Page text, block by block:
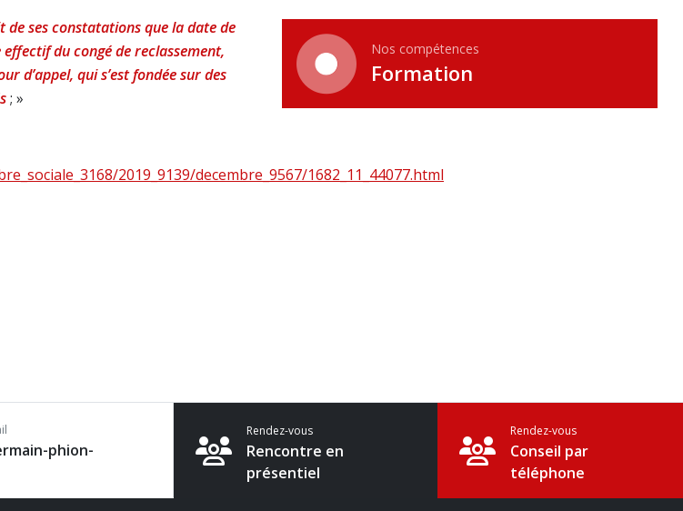
de ses constatations que la date de
du congé de reclassement,
d’appel, qui s’est fondée sur des
; »
2019_9139/decembre_9567/1682_11_44077.html
Nos compétences
Formation
phion-
Rendez-vous
Rencontre en
présentiel
Rendez-vous
Conseil par
téléphone